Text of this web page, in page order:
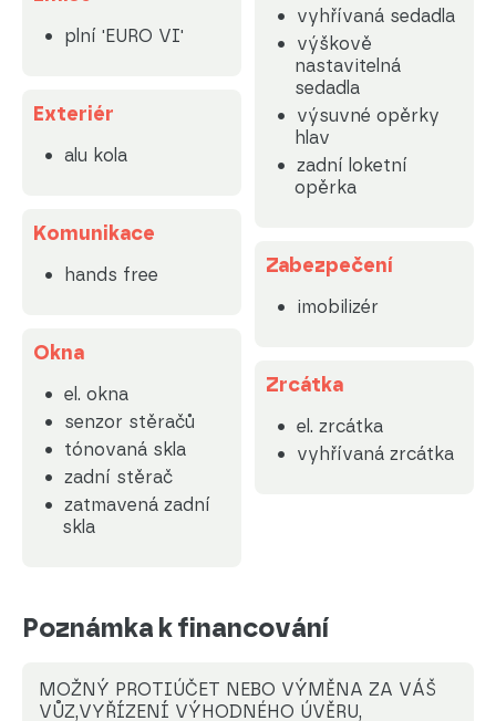
plní 'EURO VI'
Exteriér
alu kola
Komunikace
hands free
Okna
el. okna
senzor stěračů
tónovaná skla
zadní stěrač
zatmavená zadní
skla
vyhřívaná sedadla
výškově
nastavitelná
sedadla
výsuvné opěrky
hlav
zadní loketní
opěrka
Zabezpečení
imobilizér
Zrcátka
el. zrcátka
vyhřívaná zrcátka
Poznámka k financování
MOŽNÝ PROTIÚČET NEBO VÝMĚNA ZA VÁŠ
VŮZ,VYŘÍZENÍ VÝHODNÉHO ÚVĚRU,